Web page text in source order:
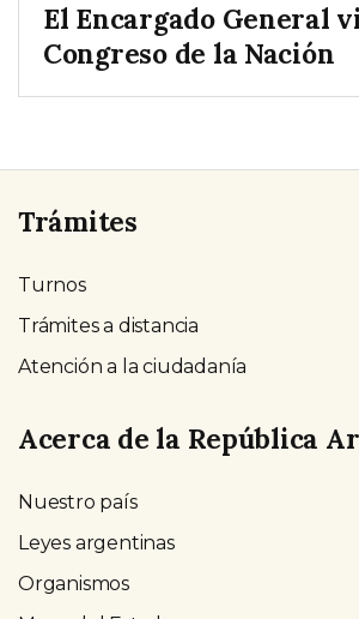
El Encargado General
Congreso de la Nación
Trámites
Turnos
Trámites a distancia
Atención a la ciudadanía
Acerca de la República
Nuestro país
Leyes argentinas
Organismos